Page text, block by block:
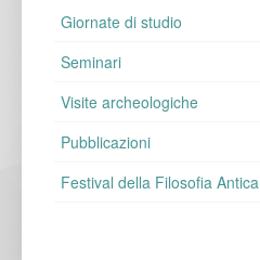
Giornate di studio
Seminari
Visite archeologiche
Pubblicazioni
Festival della Filosofia Antica